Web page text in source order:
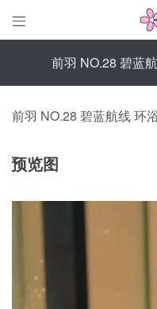

前羽 NO.28 碧蓝
前羽 NO.28 碧蓝航线 环
预览图